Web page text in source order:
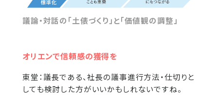
議論・対話の「土俵づくり」と「価値観の調整」
オリエンで信頼感の獲得を
東堂： 議長である、社長の議事進行方法・仕切りと
しても検討した方がいいかもしれないですね。